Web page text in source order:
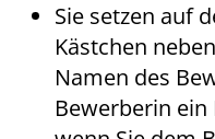
Sie setzen auf
Kästchen
Namen des
Bewerberin ein